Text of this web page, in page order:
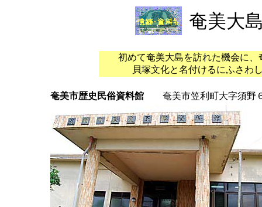
奄美大
初めて奄美大島を訪れた機会に
貝塚文化と名付けるにふさわ
奄美市歴史民俗資料館 奄美市笠利町大字須野